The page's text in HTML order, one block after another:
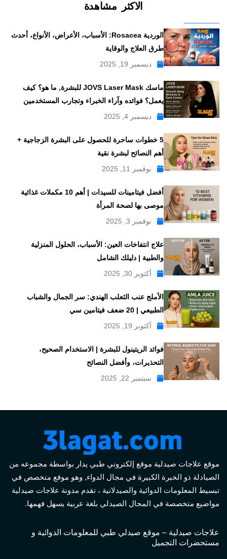
الاكثر مشاهدة
الوردية Rosacea: الأسباب، الأعراض، الأنواع، أحدث
طرق العلاج والوقاية
ديسمبر 19, 2025
ماسك JOVS Laser Mask للبشرة, ما هو؟ كيف
يعمل؟ فوائده وآراء الخبراء وتجارب المستخدمين
ديسمبر 4, 2025
5 خطوات ساحرة للحصول على البشرة الزجاجية +
أهم النصائح لبشرة نقية
نوفمبر 11, 2025
أفضل فيتامينات للسيدات | أهم 10 مكملات غذائية
موصى بها لصحة المرأة
نوفمبر 3, 2025
علاج انتفاخات العين: الأسباب، الحلول المنزلية
والطبية | دليلك الشامل
أكتوبر 30, 2025
الأملج عنب الثعلب الهندي: سر الجمال والشباب
الطبيعي | 20 ضعف فيتامين سي
أكتوبر 19, 2025
فوائد الريتينول للبشرة | الاستخدام الصحيح،
التحذيرات، وأفضل النصائح
سبتمبر 22, 2025
موقع علاجات صيدلية موقع إلكتروني طبي يدار بواسطة مجموعه من
الصيادلة ذو الخبرة الكبيرة في مجال الدواء, وهو موقع متخصص في
تبسيط المعلومات الدوائية والصيدلانية ، تقدم مدونة علاجات صيدلية
مواضيع متخصصة في المجال الصيدلي بلغة عربية يسهل فهمها.
علاجات صيدلية – موقع صيدلي طبي للمعلومات الدوائية و
مستحضرات التجميل